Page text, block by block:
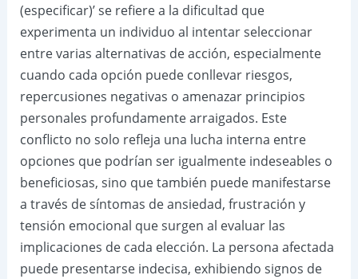
(especificar)’ se refiere a la dificultad que
experimenta un individuo al intentar seleccionar
entre varias alternativas de acción, especialmente
cuando cada opción puede conllevar riesgos,
repercusiones negativas o amenazar principios
personales profundamente arraigados. Este
conflicto no solo refleja una lucha interna entre
opciones que podrían ser igualmente indeseables o
beneficiosas, sino que también puede manifestarse
a través de síntomas de ansiedad, frustración y
tensión emocional que surgen al evaluar las
implicaciones de cada elección. La persona afectada
puede presentarse indecisa, exhibiendo signos de